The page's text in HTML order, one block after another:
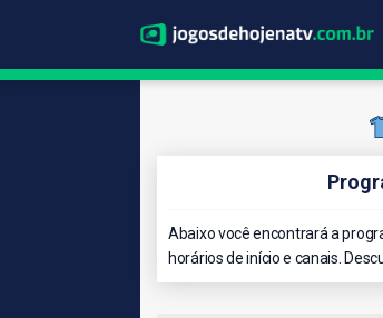
Abaixo você encontrará a
horários de início e canais.